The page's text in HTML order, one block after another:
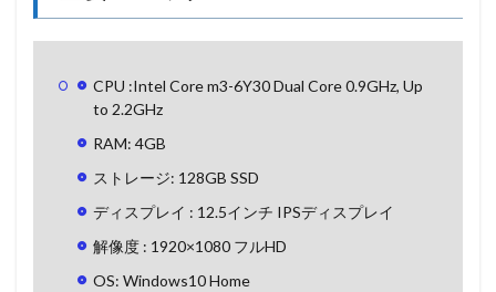
CPU :Intel Core m3-6Y30 Dual Core 0.9GHz, Up
to 2.2GHz
RAM: 4GB
ストレージ: 128GB SSD
ディスプレイ : 12.5インチ IPSディスプレイ
解像度 : 1920×1080 フルHD
OS: Windows10 Home